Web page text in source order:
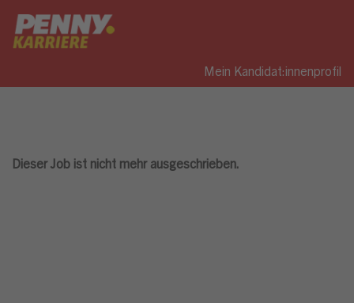
Mein Kandidat:innenprofil
Dieser Job ist nicht mehr ausgeschrieben.